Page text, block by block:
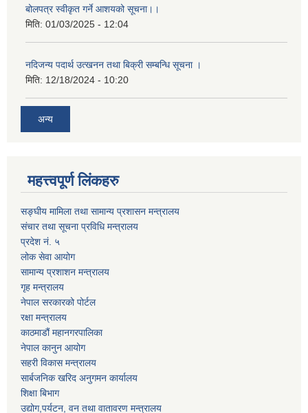
बोलपत्र स्वीकृत गर्ने आशयको सूचना।।
मिति: 01/03/2025 - 12:04
नदिजन्य पदार्थ उत्खनन तथा बिक्री सम्बन्धि सूचना ।
मिति: 12/18/2024 - 10:20
अन्य
महत्त्वपूर्ण लिंकहरु
सङ्घीय मामिला तथा सामान्य प्रशासन मन्त्रालय
संचार तथा सूचना प्रविधि मन्त्रालय
प्रदेश नं. ५
लोक सेवा आयोग
सामान्य प्रशाशन मन्त्रालय
गृह मन्त्रालय
नेपाल सरकारको पोर्टल
रक्षा मन्त्रालय
काठमाडौं महानगरपालिका
नेपाल कानुन आयोग
सहरी विकास मन्त्रालय
सार्बजनिक खरिद अनुगमन कार्यालय
शिक्षा बिभाग
उद्योग,पर्यटन, वन तथा वातावरण मन्त्रालय